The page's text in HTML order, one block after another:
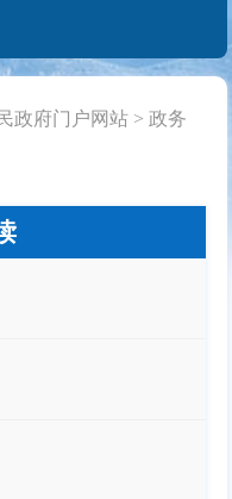
政府门户网站 >政务